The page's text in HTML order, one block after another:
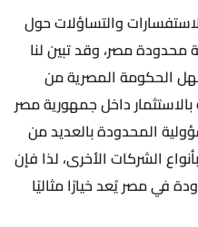
والتساؤلات حول
مصر، وقد تبين لنا
الحكومة المصرية من
داخل جمهورية مصر
المحدودة بالعديد من
الشركات الأخرى، لذا فإن
مصر يُعد خيارًا مثاليًا